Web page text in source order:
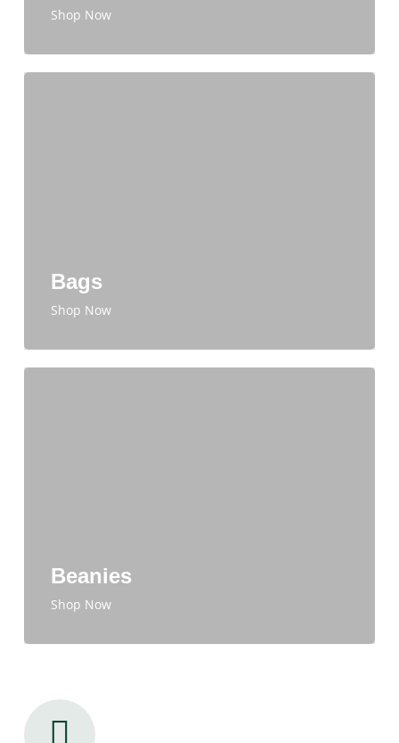
Shop Now
Bags
Shop Now
Beanies
Shop Now